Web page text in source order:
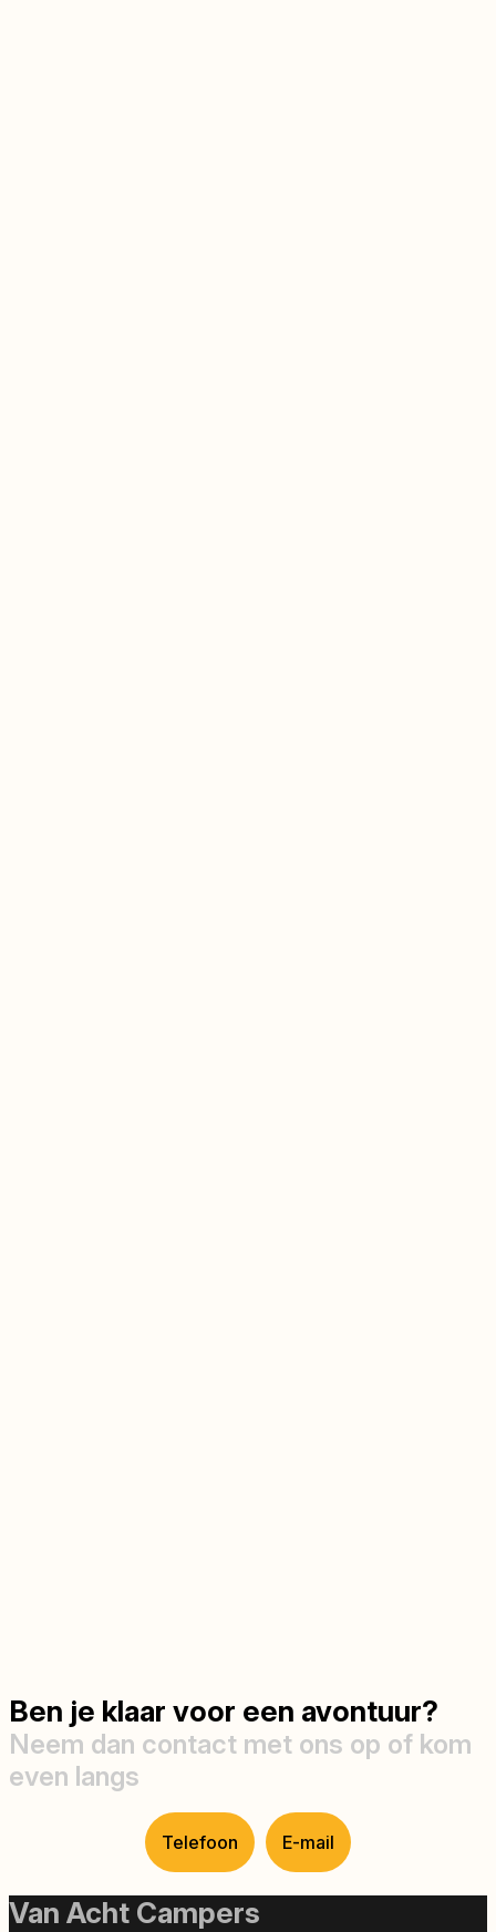
Ben je klaar voor een avontuur?
Neem dan contact met ons op of kom
even langs
Telefoon E-mail
Van Acht Campers